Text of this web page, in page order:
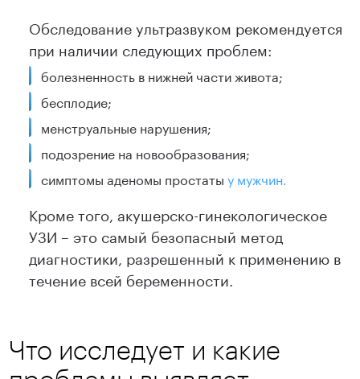
Обследование ультразвуком рекомендуется
при наличии следующих проблем:
болезненность в нижней части живота;
бесплодие;
менструальные нарушения;
подозрение на новообразования;
симптомы аденомы простатыу мужчин.
Кроме того, акушерско-гинекологическое
УЗИ – это самый безопасный метод
диагностики, разрешенный к применению в
течение всей беременности.
Что исследует и какие